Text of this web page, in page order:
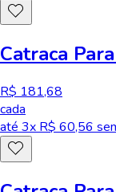
Catraca
R$ 181,68
cada
até 3x R$ 60,56